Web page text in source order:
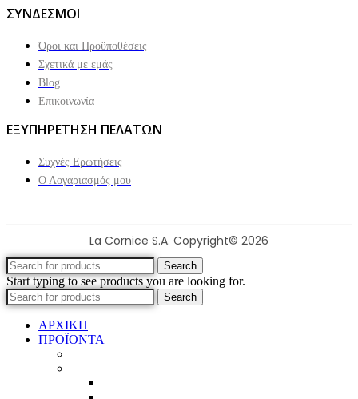
ΣΥΝΔΕΣΜΟΙ
Όροι και Προϋποθέσεις
Σχετικά με εμάς
Blog
Επικοινωνία
ΕΞΥΠΗΡΕΤΗΣΗ ΠΕΛΑΤΩΝ
Συχνές Ερωτήσεις
Ο Λογαριασμός μου
La Cornice S.A. Copyright© 2026
Search
Start typing to see products you are looking for.
Search
ΑΡΧΙΚΗ
ΠΡΟΪΟΝΤΑ